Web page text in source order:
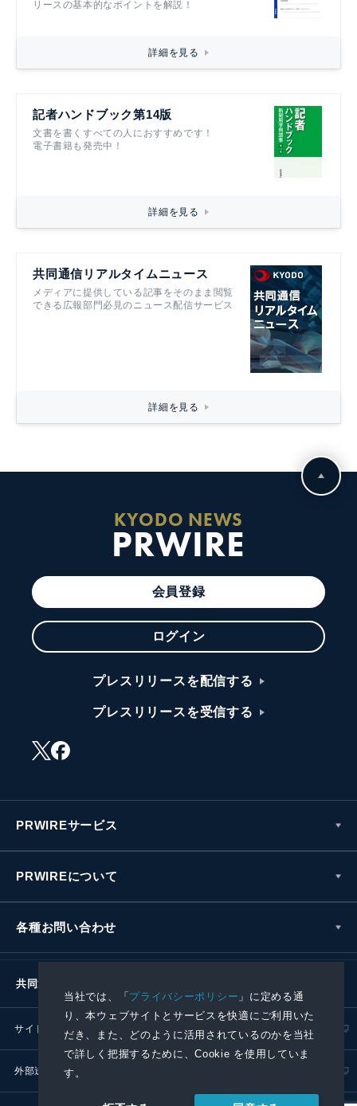
当社では、「プライバシーポリシー 」に定める通
り、本ウェブサイトとサービスを快適にご利用いた
だき、また、どのように活用されているのかを当社
で詳しく把握するために、Cookie を使用していま
す。
リースの基本的なポイントを解説！
詳細を見る
記者ハンドブック第14版
文書を書くすべての人におすすめです！
電子書籍も発売中！
詳細を見る
共同通信リアルタイムニュース
メディアに提供している記事をそのまま閲覧
できる広報部門必見のニュース配信サービス
詳細を見る
KYODO NEWS
PRWIRE
会員登録
ログイン
プレスリリースを配信する
プレスリリースを受信する
PRWIREサービス
PRWIREについて
各種お問い合わせ
共同通信社グループ
サイトポリシー プライバシーポリシー
外部送信ポリシー